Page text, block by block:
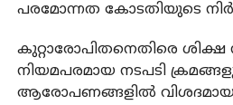
പരമോന്നത കോടതിയുടെ
കുറ്റാരോപിതനെതിരെ ശിക്ഷ
നിയമപരമായ നടപടി
ആരോപണങ്ങളില്‍